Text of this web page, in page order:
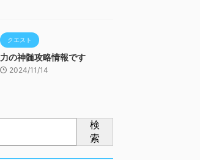
クエスト
力の神髄攻略情報です
2024/11/14
検
索